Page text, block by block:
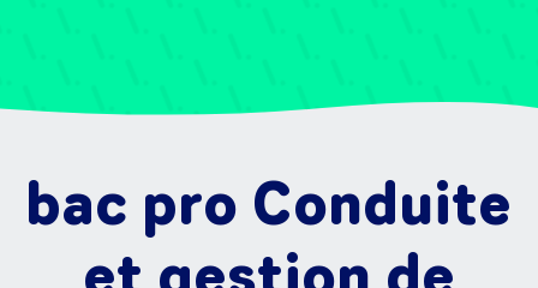
bac pro Conduite